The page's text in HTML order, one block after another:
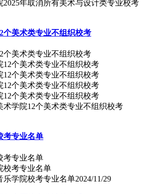
2025年取消所有美术与设计类专业校考
个美术类专业不组织校考
个美术类专业不组织校考
术学院12个美术类专业不组织校考
考专业名单
考专业名单
乐学院校考专业名单2024/11/29